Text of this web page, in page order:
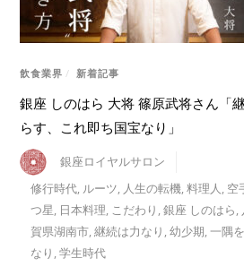
飲食業界 / 新着記事
銀座 しのはら 大将 篠原武将さん「
らす、これ即ち国宝なり」
銀座ロイヤルサロン
修行時代, ルーツ, 人生の転機,料理人, 空
つ星, 日本料理, こだわり ,銀座 しのはら,
賀県湖南市,継続は力なり ,幼少期,一隅
なり ,学生時代